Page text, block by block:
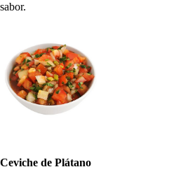
sabor.
Ceviche de Plátano